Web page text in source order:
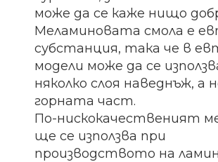
може да се каже нищо
Меламиновата смола е
субстанция, така че в
модели може да се
няколко слоя наведнъж, а
горната част.
По-нискокачественият
ще се използва при
производството на